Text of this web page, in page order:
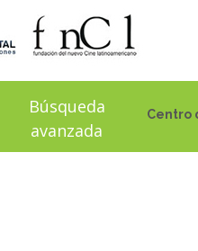
Centro
Búsqueda
avanzada